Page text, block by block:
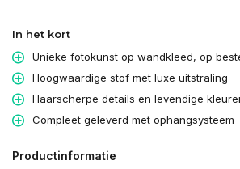
In het kort
Unieke fotokunst op wandkleed, op
Hoogwaardige stof met luxe uitstraling
Haarscherpe details en levendige
Compleet geleverd met ophangsysteem
Productinformatie